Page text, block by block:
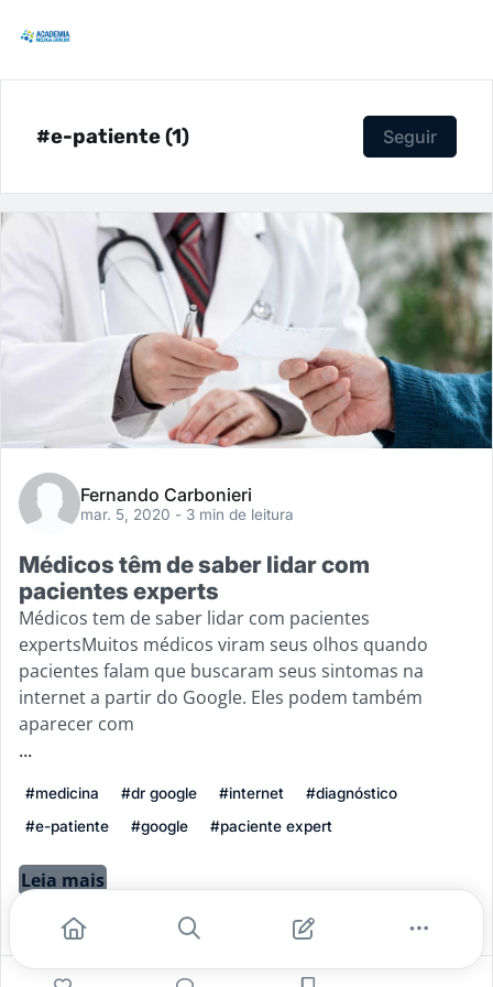
#e-patiente (1) Seguir
Fernando Carbonieri
mar. 5, 2020 - 3 min de leitura
Médicos têm de saber lidar com
pacientes experts
Médicos tem de saber lidar com pacientes
expertsMuitos médicos viram seus olhos quando
pacientes falam que buscaram seus sintomas na
internet a partir do Google. Eles podem também
aparecer com
...
#medicina #dr google #internet
#diagnóstico
#e-patiente
#google #paciente expert
Leia mais